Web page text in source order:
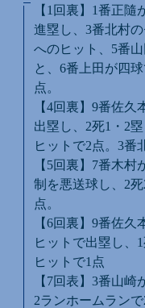
【1回裏】1番正
進塁し、3番北村
へのヒット、5番
と、6番上田が四
点。
【4回裏】9番佐
出塁し、2死1・2
ヒットで2点。3番
【5回裏】7番木
制を悪送球し、2
点。
【6回裏】9番佐
ヒットで出塁し、
ヒットで1点
【7回表】3番山
2ランホームラン